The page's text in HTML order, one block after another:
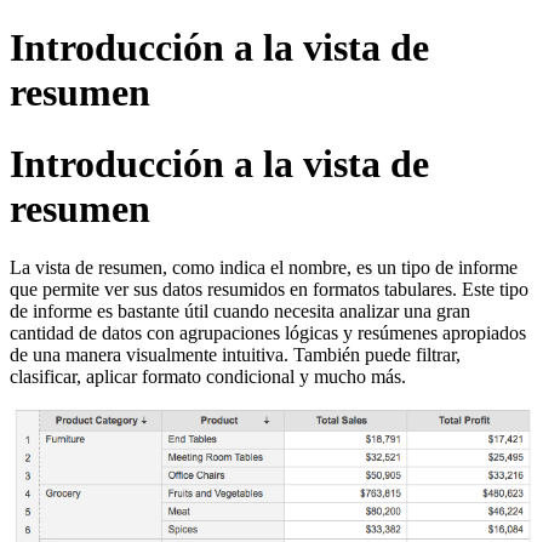
Introducción a la vista de
resumen
Introducción a la vista de
resumen
La vista de resumen, como indica el nombre, es un tipo de informe
que permite ver sus datos resumidos en formatos tabulares. Este tipo
de informe es bastante útil cuando necesita analizar una gran
cantidad de datos con agrupaciones lógicas y resúmenes apropiados
de una manera visualmente intuitiva. También puede filtrar,
clasificar, aplicar formato condicional y mucho más.